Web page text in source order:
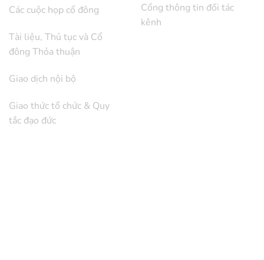
Các cuộc họp cổ đông
Tài liệu, Thủ tục và Cổ
đông Thỏa thuận
Giao dịch nội bộ
Giao thức tổ chức & Quy
tắc đạo đức
Cổng thông tin đối tác
kênh